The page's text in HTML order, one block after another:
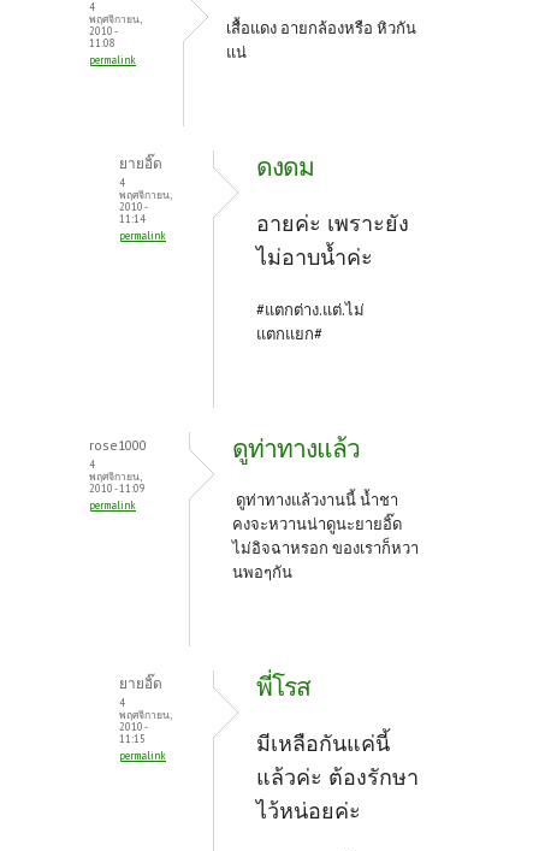
4
พฤศจิกายน,
2010 -
11:08
permalink
เสื้อแดง อายกล้องหรือ หิวกัน
แน่
ยายอิ๊ด
4
พฤศจิกายน,
2010 -
11:14
permalink
ดงดม
อายค่ะ เพราะยัง
ไม่อาบน้ำค่ะ
#แตกต่าง.แต่.ไม่
แตกแยก#
rose1000
4
พฤศจิกายน,
2010 - 11:09
permalink
ดูท่าทางแล้ว
ดูท่าทางแล้วงานนี้ น้ำชา
คงจะหวานน่าดูนะยายอิ๊ด
ไม่อิจฉาหรอก ของเราก็หวา
นพอๆกัน
ยายอิ๊ด
4
พฤศจิกายน,
2010 -
11:15
permalink
พี่โรส
มีเหลือกันแค่นี้
แล้วค่ะ ต้องรักษา
ไว้หน่อยค่ะ